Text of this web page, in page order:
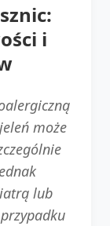
i
może
lub